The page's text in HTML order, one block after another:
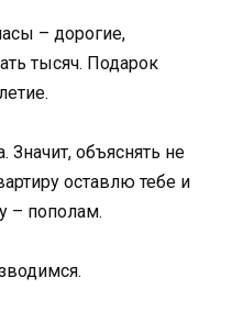
– дорогие,
тысяч. Подарок
объяснять не
оставлю тебе и
– пополам.